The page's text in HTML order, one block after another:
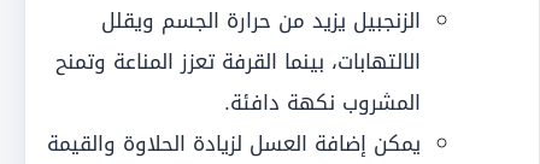
الزنجبيل يزيد من حرارة الجسم ويقلل
الالتهابات، بينما القرفة تعزز المناعة وتمنح
المشروب نكهة دافئة.
يمكن إضافة العسل لزيادة الحلاوة والقيمة